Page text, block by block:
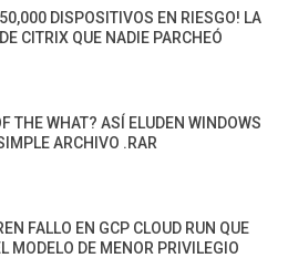
DISPOSITIVOS EN RIESGO! LA
CITRIX QUE NADIE PARCHEÓ
THE WHAT? ASÍ ELUDEN WINDOWS
ARCHIVO .RAR
FALLO EN GCP CLOUD RUN QUE
MODELO DE MENOR PRIVILEGIO